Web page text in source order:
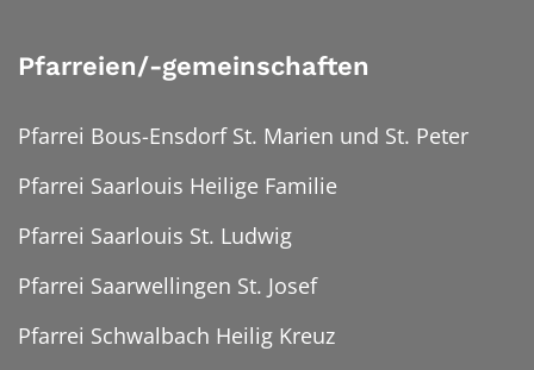
Pfarreien/-gemeinschaften
Pfarrei Bous-Ensdorf St. Marien und St. Peter
Pfarrei Saarlouis Heilige Familie
Pfarrei Saarlouis St. Ludwig
Pfarrei Saarwellingen St. Josef
Pfarrei Schwalbach Heilig Kreuz